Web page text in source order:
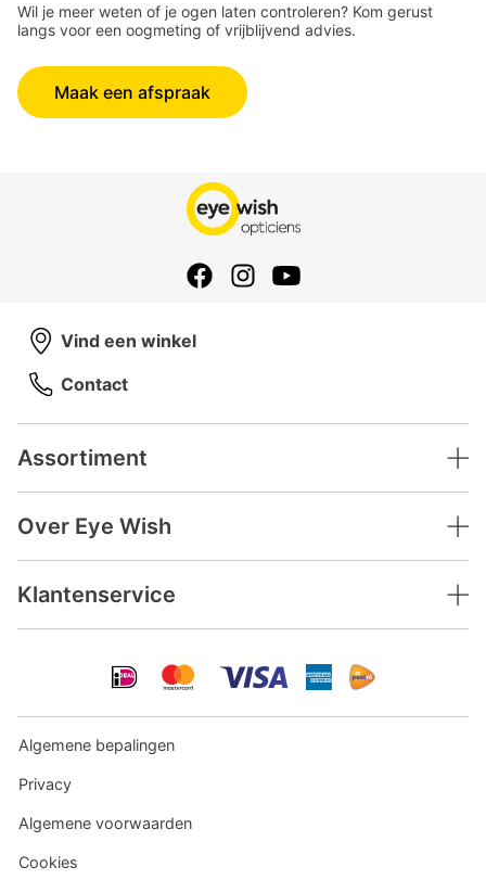
Wil je meer weten of je ogen laten controleren? Kom gerust
langs voor een oogmeting of vrijblijvend advies.
Maak een afspraak
Assortiment
Over Eye Wish
Klantenservice
Vind een winkel
Contact
Algemene bepalingen
Privacy
Algemene voorwaarden
Cookies